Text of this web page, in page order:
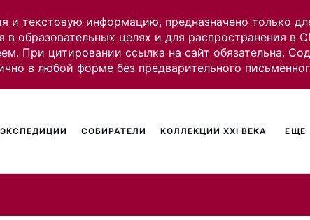
текстовую информацию, предназначено только
образовательных целях и для распространения в
При цитировании ссылка на сайт обязательна.
в любой форме без предварительного
ЭКСПЕДИЦИИ СОБИРАТЕЛИ КОЛЛЕКЦИИ XXI ВЕКА ЕЩЕ